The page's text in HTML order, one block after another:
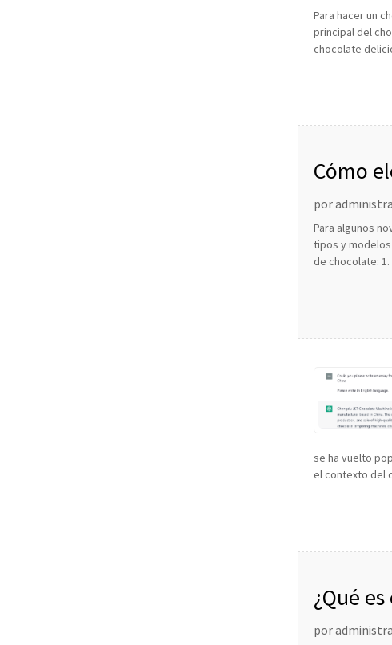
Para hacer un
principal del
chocolate
Cómo
por
Para algunos
tipos y
de chocolate:
se ha vuelto
el contexto del
¿Qué
por